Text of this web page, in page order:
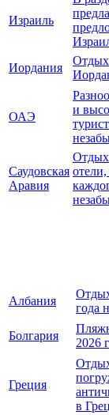
Израиль
Иордания
ОАЭ
и
Саудовская
Аравия
Албания
года
Болгария
2026
Греция
в